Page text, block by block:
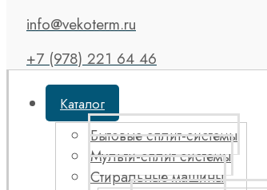
info@vekoterm.ru
+7 (978) 221 64 46
Каталог
Бытовые сплит-системы
Мульти-сплит системы
Стиральные машины